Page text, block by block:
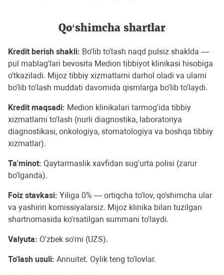
Qo‘shimcha shartlar
Kredit berish shakli: Bo'lib to'lash naqd pulsiz shaklda —
pul mablag'lari bevosita Medion tibbiyot klinikasi hisobiga
o'tkaziladi. Mijoz tibbiy xizmatlarni darhol oladi va ularni
bo'lib to'lash muddati davomida qismlarga bo'lib to'laydi.
Kredit maqsadi: Medion klinikalari tarmog'ida tibbiy
xizmatlarni to'lash (nurli diagnostika, laboratoriya
diagnostikasi, onkologiya, stomatologiya va boshqa tibbiy
xizmatlar).
Ta'minot: Qaytarmaslik xavfidan sug'urta polisi (zarur
bo'lganda).
Foiz stavkasi: Yiliga 0% — ortiqcha to'lov, qo'shimcha ular
va yashirin komissiyalarsiz. Mijoz klinika bilan tuzilgan
shartnomasida ko'rsatilgan summani to'laydi.
Valyuta: O'zbek so'mi (UZS).
To'lash usuli: Annuitet. Oylik teng to'lovlar.